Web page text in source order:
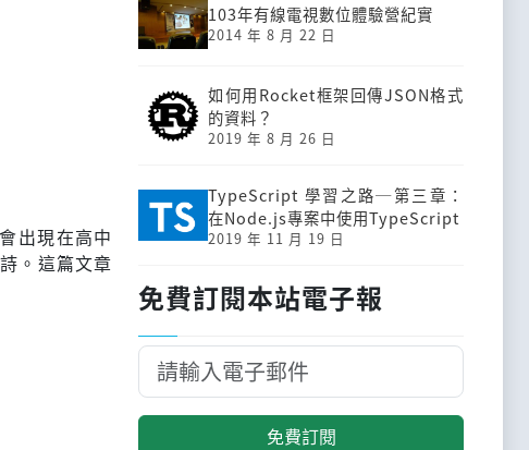
出現在高中
。這篇文章
103年有線電視數位體驗營紀實
2014 年 8 月 22 日
如何用Rocket框架回傳JSON格式
的資料？
2019 年 8 月 26 日
TypeScript 學習之路─第三章：
在Node.js專案中使用TypeScript
2019 年 11 月 19 日
免費訂閱本站電子報
免費訂閱